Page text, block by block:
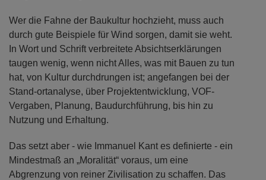
Wer die Fahne der Baukultur hochzieht, muss auch
durch gute Beispiele für Wind sorgen, damit sie weht.
In Wort und Schrift verbreitete Absichtserklärungen
taugen wenig, wenn nicht Alles, was mit Bauen zu tun
hat, von Kultur durchdrungen ist; angefangen bei der
Stand-ortanalyse, über Projektentwicklung, VOF-
Vergaben, Planung, Baudurchführung, bis hin zu
Nutzung und Erhaltung.
Das setzt aber - wie Immanuel Kant es definierte - ein
Mindestmaß an „Moralität“ voraus, um eine
Abgrenzung von reiner Zivilisation zu schaffen. Das